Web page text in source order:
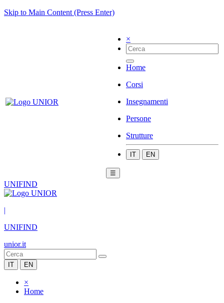
Skip to Main Content (Press Enter)
×
Home
Corsi
Insegnamenti
Persone
Strutture
IT EN
☰
UNIFIND
|
UNIFIND
unior.it
IT EN
×
Home